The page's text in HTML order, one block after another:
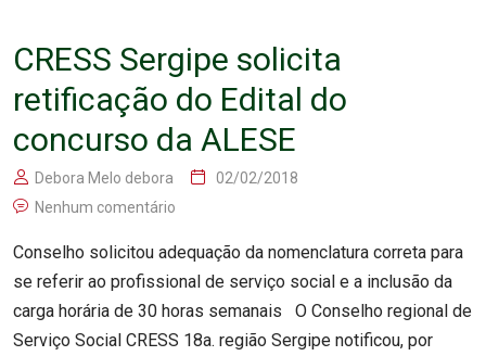
CRESS Sergipe solicita
retificação do Edital do
concurso da ALESE
Debora Melo debora
02/02/2018
Nenhum comentário
Conselho solicitou adequação da nomenclatura correta para
se referir ao profissional de serviço social e a inclusão da
carga horária de 30 horas semanais O Conselho regional de
Serviço Social CRESS 18a. região Sergipe notificou, por